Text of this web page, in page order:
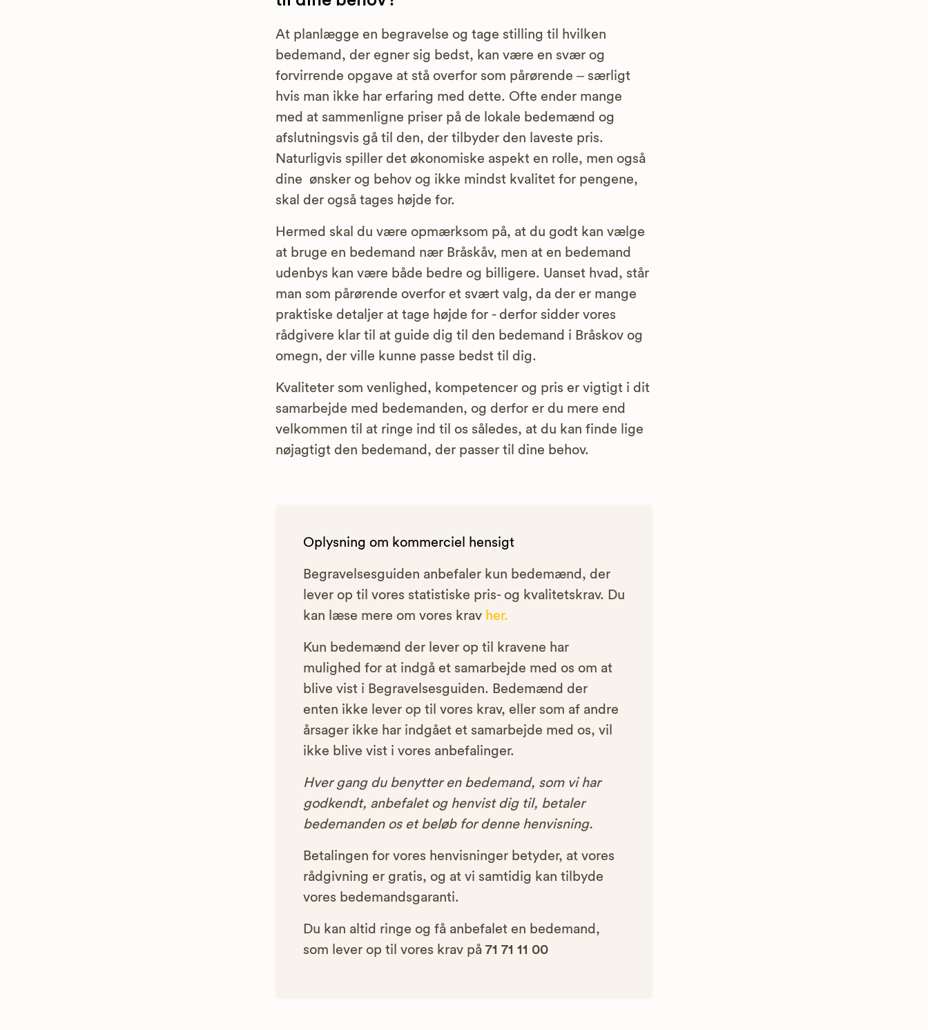
At planlægge en begravelse og tage stilling til hvilken
bedemand, der egner sig bedst, kan være en svær og
forvirrende opgave at stå overfor som pårørende – særligt
hvis man ikke har erfaring med dette. Ofte ender mange
med at sammenligne priser på de lokale bedemænd og
afslutningsvis gå til den, der tilbyder den laveste pris.
Naturligvis spiller det økonomiske aspekt en rolle, men også
dine ønsker og behov og ikke mindst kvalitet for pengene,
skal der også tages højde for.
Hermed skal du være opmærksom på, at du godt kan vælge
at bruge en bedemand nær Bråskåv, men at en bedemand
udenbys kan være både bedre og billigere. Uanset hvad, står
man som pårørende overfor et svært valg, da der er mange
praktiske detaljer at tage højde for - derfor sidder vores
rådgivere klar til at guide dig til den bedemand i Bråskov og
omegn, der ville kunne passe bedst til dig.
Kvaliteter som venlighed, kompetencer og pris er vigtigt i dit
samarbejde med bedemanden, og derfor er du mere end
velkommen til at ringe ind til os således, at du kan finde lige
nøjagtigt den bedemand, der passer til dine behov.
Oplysning om kommerciel hensigt
Begravelsesguiden anbefaler kun bedemænd, der
lever op til vores statistiske pris- og kvalitetskrav. Du
kan læse mere om vores krav her.
Kun bedemænd der lever op til kravene har
mulighed for at indgå et samarbejde med os om at
blive vist i Begravelsesguiden. Bedemænd der
enten ikke lever op til vores krav, eller som af andre
årsager ikke har indgået et samarbejde med os, vil
ikke blive vist i vores anbefalinger.
Hver gang du benytter en bedemand, som vi har
godkendt, anbefalet og henvist dig til, betaler
bedemanden os et beløb for denne henvisning.
Betalingen for vores henvisninger betyder, at vores
rådgivning er gratis, og at vi samtidig kan tilbyde
vores bedemandsgaranti.
Du kan altid ringe og få anbefalet en bedemand,
som lever op til vores krav på 71 71 11 00